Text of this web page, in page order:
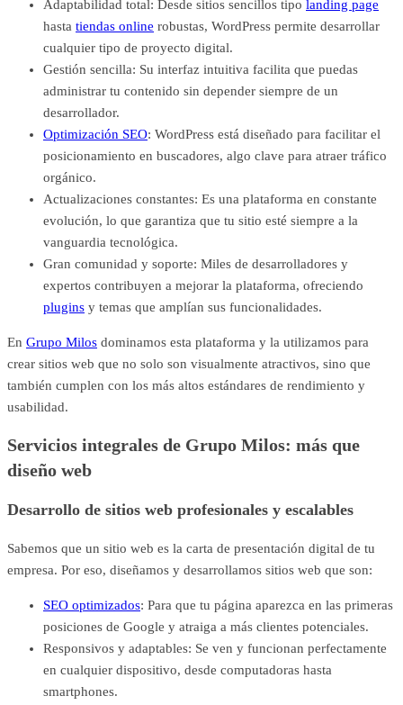
Adaptabilidad total: Desde sitios sencillos tipo landing page
hasta tiendas online robustas, WordPress permite desarrollar
cualquier tipo de proyecto digital.
Gestión sencilla: Su interfaz intuitiva facilita que puedas
administrar tu contenido sin depender siempre de un
desarrollador.
Optimización SEO: WordPress está diseñado para facilitar el
posicionamiento en buscadores, algo clave para atraer tráfico
orgánico.
Actualizaciones constantes: Es una plataforma en constante
evolución, lo que garantiza que tu sitio esté siempre a la
vanguardia tecnológica.
Gran comunidad y soporte: Miles de desarrolladores y
expertos contribuyen a mejorar la plataforma, ofreciendo
plugins y temas que amplían sus funcionalidades.
En Grupo Milos dominamos esta plataforma y la utilizamos para
crear sitios web que no solo son visualmente atractivos, sino que
también cumplen con los más altos estándares de rendimiento y
usabilidad.
Servicios integrales de Grupo Milos: más que
diseño web
Desarrollo de sitios web profesionales y escalables
Sabemos que un sitio web es la carta de presentación digital de tu
empresa. Por eso, diseñamos y desarrollamos sitios web que son:
SEO optimizados: Para que tu página aparezca en las primeras
posiciones de Google y atraiga a más clientes potenciales.
Responsivos y adaptables: Se ven y funcionan perfectamente
en cualquier dispositivo, desde computadoras hasta
smartphones.